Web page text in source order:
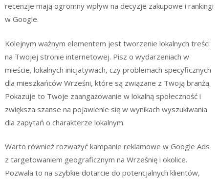
recenzje mają ogromny wpływ na decyzje zakupowe i rankingi
w Google.
Kolejnym ważnym elementem jest tworzenie lokalnych treści
na Twojej stronie internetowej. Pisz o wydarzeniach w
mieście, lokalnych inicjatywach, czy problemach specyficznych
dla mieszkańców Wrześni, które są związane z Twoją branżą.
Pokazuje to Twoje zaangażowanie w lokalną społeczność i
zwiększa szanse na pojawienie się w wynikach wyszukiwania
dla zapytań o charakterze lokalnym.
Warto również rozważyć kampanie reklamowe w Google Ads
z targetowaniem geograficznym na Wrześnię i okolice.
Pozwala to na szybkie dotarcie do potencjalnych klientów,